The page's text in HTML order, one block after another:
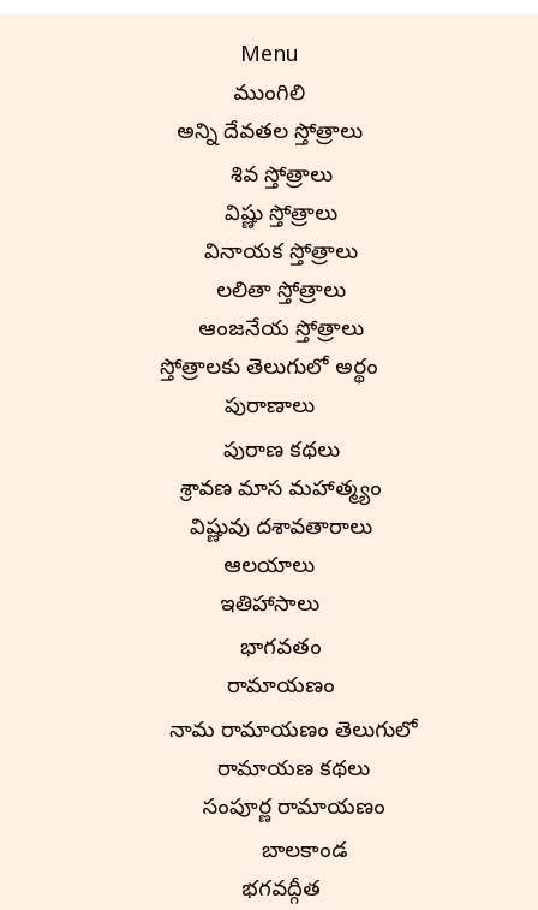
Menu
ముంగిలి
అన్ని దేవతల స్తోత్రాలు
శివ స్తోత్రాలు
విష్ణు స్తోత్రాలు
వినాయక స్తోత్రాలు
లలితా స్తోత్రాలు
ఆంజనేయ స్తోత్రాలు
స్తోత్రాలకు తెలుగులో అర్థం
పురాణాలు
పురాణ కథలు
శ్రావణ మాస మహాత్మ్యం
విష్ణువు దశావతారాలు
ఆలయాలు
ఇతిహాసాలు
భాగవతం
రామాయణం
నామ రామాయణం తెలుగులో
రామాయణ కథలు
సంపూర్ణ రామాయణం
బాలకాండ
భగవద్గీత